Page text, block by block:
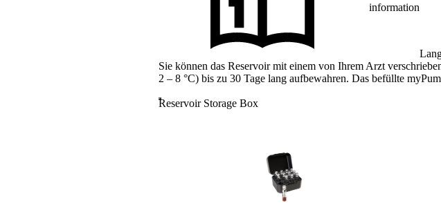
information
Sie können das Reservoir mit einem von Ihrem Arzt
2 – 8 °C) bis zu 30 Tage lang aufbewahren. Das befüllte
Reservoir Storage Box